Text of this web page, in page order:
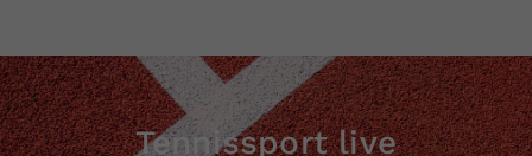
Tennissport live